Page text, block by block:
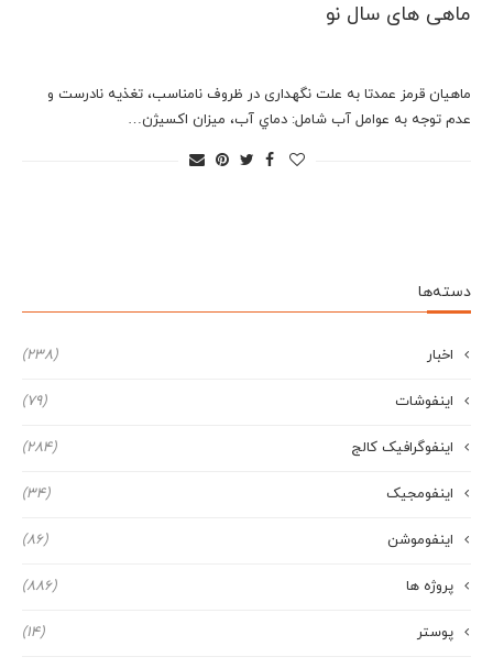
ماهی های سال نو
ماهيان قرمز عمدتا به علت نگهدارى در ظروف نامناسب، تغذيه نادرست و
عدم توجه به عوامل آب شامل: دماي آب،‌ ميزان اکسيژن…
دسته‌ها
اخبار (238)
اینفوشات (79)
اینفوگرافیک کالج (284)
اینفومجیک (34)
اینفوموشن (86)
پروژه ها (886)
پوستر (14)